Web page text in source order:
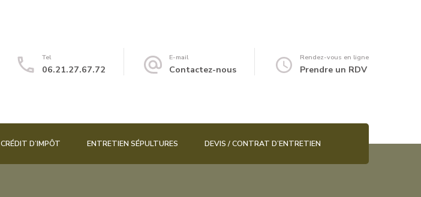
Tel
06.21.27.67.72
E-mail
Contactez-nous
Rendez-vous en ligne
Prendre un RDV
CRÉDIT D’IMPÔT ENTRETIEN SÉPULTURES DEVIS / CONTRAT D’ENTRETIEN